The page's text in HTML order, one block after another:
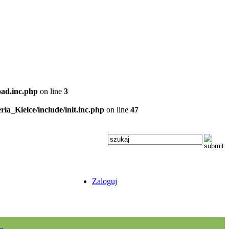
on line 3
include/init.inc.php on line 47
Zaloguj